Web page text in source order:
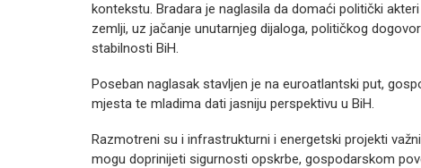
kontekstu. Bradara je naglasila da domaći politički
zemlji, uz jačanje unutarnjeg dijaloga, političkog
stabilnosti BiH.
Poseban naglasak stavljen je na euroatlantski put,
mjesta te mladima dati jasniju perspektivu u BiH.
Razmotreni su i infrastrukturni i energetski projekti
mogu doprinijeti sigurnosti opskrbe, gospodarskom